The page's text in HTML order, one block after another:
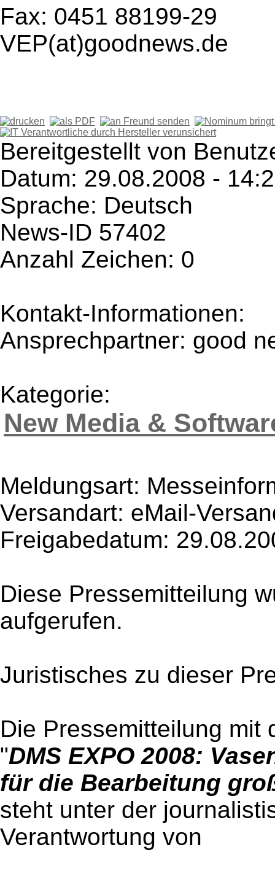
Fax: 0451 88199-29
VEP(at)goodnews.de
Bereitgestellt von
Datum: 29.08.2008 -
Sprache: Deutsch
News-ID 57402
Anzahl Zeichen: 0
Kontakt-Informationen:
Ansprechpartner: good
Kategorie:
New Media &
Meldungsart:
Versandart: eMail-
Freigabedatum:
Diese Pressemitteilung
aufgerufen.
Juristisches zu dieser
Die Pressemitteilung mit
"DMS EXPO 2008:
für die Bearbeitung
steht unter der
Verantwortung von